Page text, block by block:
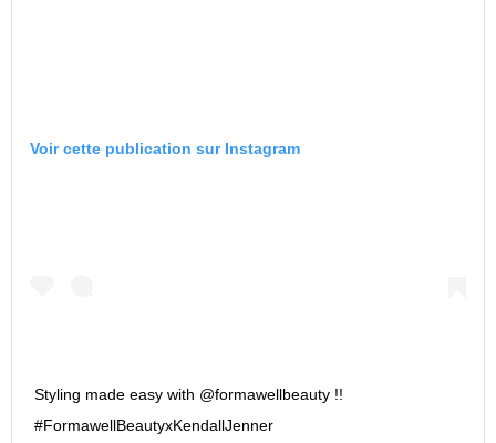
Voir cette publication sur Instagram
Styling made easy with @formawellbeauty !!
#FormawellBeautyxKendallJenner